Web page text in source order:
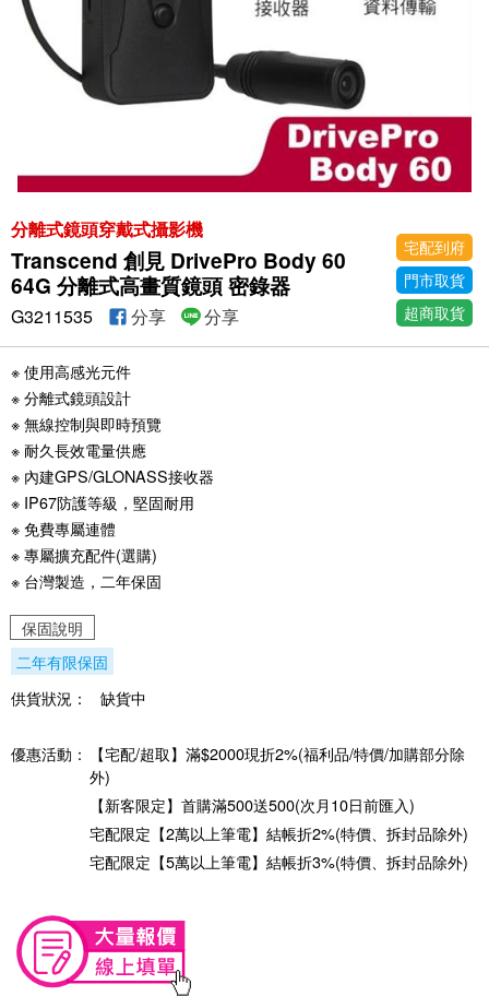
分離式鏡頭穿戴式攝影機
Transcend 創見 DrivePro Body 60
64G 分離式高畫質鏡頭 密錄器
宅配到府
門市取貨
超商取貨
G3211535 分享 分享
※ 使用高感光元件
※ 分離式鏡頭設計
※ 無線控制與即時預覽
※ 耐久長效電量供應
※ 內建GPS/GLONASS接收器
※ IP67防護等級，堅固耐用
※ 免費專屬連體
※ 專屬擴充配件(選購)
※ 台灣製造，二年保固
保固說明
二年有限保固
供貨狀況：
缺貨中
優惠活動：
【宅配/超取】滿$2000現折2%(福利品/特價/加購部分除
外)
【新客限定】首購滿500送500(次月10日前匯入)
宅配限定【2萬以上筆電】結帳折2%(特價、拆封品除外)
宅配限定【5萬以上筆電】結帳折3%(特價、拆封品除外)